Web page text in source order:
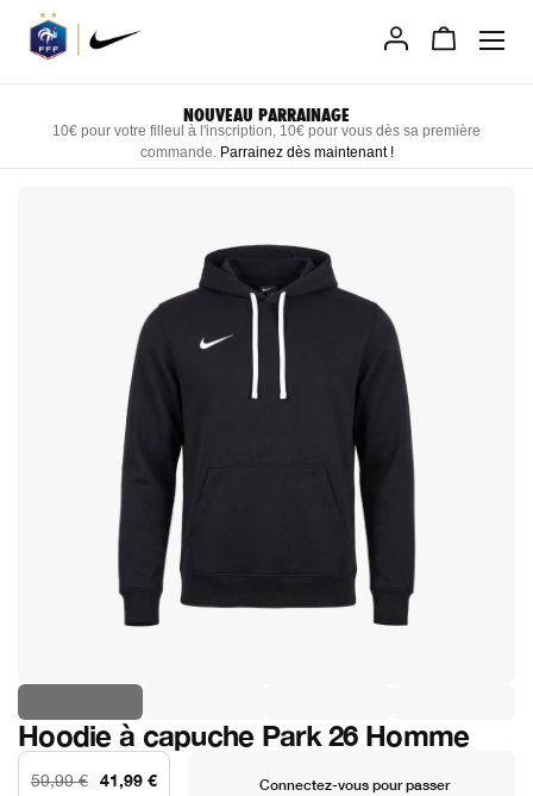
Allez
au
contenu
NOUVEAU PARRAINAGE
10€ pour votre filleul à l'inscription, 10€ pour vous dès sa première
commande.Parrainez dès maintenant!
Hoodie à capuche Park 26 Homme
41,99 €
59,99 €
Connectez-vous pour passer